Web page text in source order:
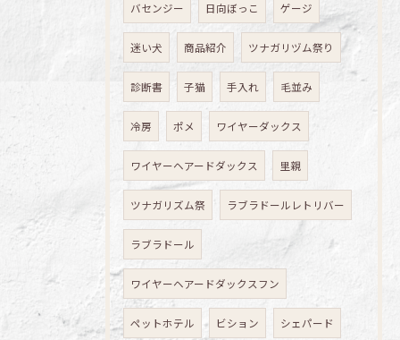
バセンジー 日向ぼっこ ゲージ
迷い犬 商品紹介 ツナガリヅム祭り
診断書 子猫 手入れ 毛並み
冷房 ポメ ワイヤーダックス
ワイヤーヘアードダックス 里親
ツナガリズム祭 ラブラドールレトリバー
ラブラドール
ワイヤーヘアードダックスフン
ペットホテル ビション シェパード